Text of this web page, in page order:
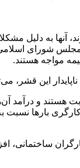
به دلیل
مجلس شورای
مواجه هستند.
این قشر،
هستند و
بارها نسبت
ساختمانی،